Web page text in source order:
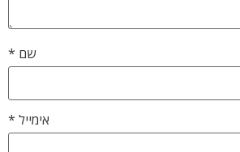
שם *
אימייל *